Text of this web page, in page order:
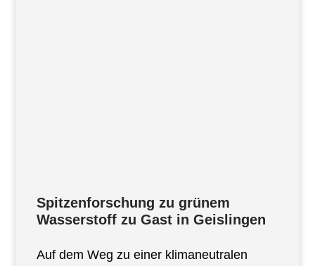
Spitzenforschung zu grünem
Wasserstoff zu Gast in Geislingen
Auf dem Weg zu einer klimaneutralen